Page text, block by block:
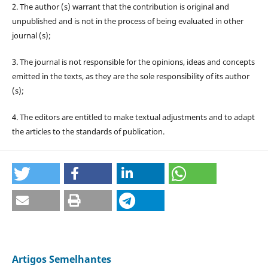
2. The author (s) warrant that the contribution is original and
unpublished and is not in the process of being evaluated in other
journal (s);
3. The journal is not responsible for the opinions, ideas and concepts
emitted in the texts, as they are the sole responsibility of its author
(s);
4. The editors are entitled to make textual adjustments and to adapt
the articles to the standards of publication.
Artigos Semelhantes